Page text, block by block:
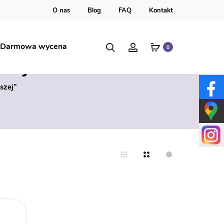
O nas Blog FAQ Kontakt
Darmowa wycena Szukaj Account0